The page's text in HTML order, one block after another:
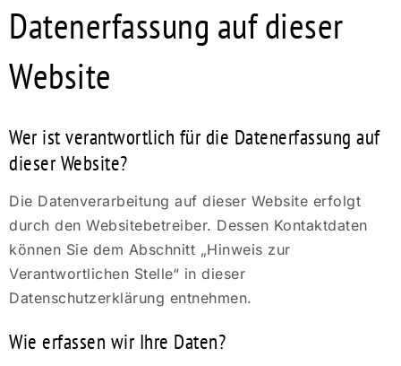
Datenerfassung auf dieser
Website
Wer ist verantwortlich für die Datenerfassung auf
dieser Website?
Die Datenverarbeitung auf dieser Website erfolgt
durch den Websitebetreiber. Dessen Kontaktdaten
können Sie dem Abschnitt „Hinweis zur
Verantwortlichen Stelle“ in dieser
Datenschutzerklärung entnehmen.
Wie erfassen wir Ihre Daten?